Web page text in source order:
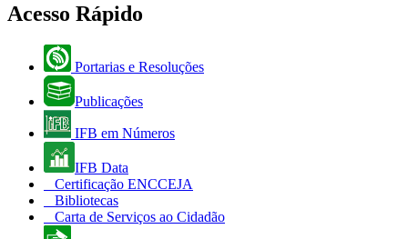
Acesso Rápido
Portarias e Resoluções
Publicações
IFB em Números
IFB Data
Certificação ENCCEJA
Bibliotecas
Carta de Serviços ao Cidadão